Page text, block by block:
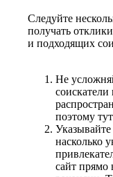
Следуйте
получать
и подходящих
Не
поэтому
насколько
сайт прямо